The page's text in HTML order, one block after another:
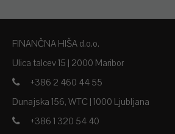
FINANČNA HIŠA d.o.o.
Ulica talcev 15 | 2000 Maribor
+386 2 460 44 55
Dunajska 156, WTC | 1000 Ljubljana
+386 1 320 54 40